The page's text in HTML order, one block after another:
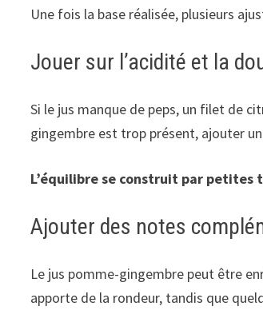
Une fois la base réalisée, plusieurs
Jouer sur l’acidité et la
Si le jus manque de peps, un filet de
gingembre est trop présent, ajouter
L’équilibre se construit par petites
Ajouter des notes
Le jus pomme-gingembre peut être
apporte de la rondeur, tandis que